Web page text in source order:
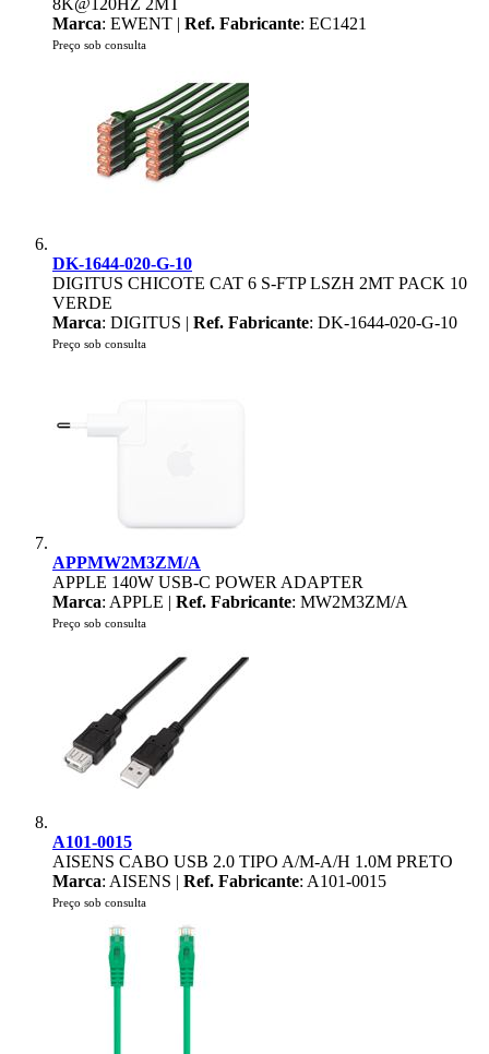
8K@120HZ 2MT
Marca: EWENT | Ref. Fabricante: EC1421
Preço sob consulta
DK-1644-020-G-10
DIGITUS CHICOTE CAT 6 S-FTP LSZH 2MT PACK 10
VERDE
Marca: DIGITUS | Ref. Fabricante: DK-1644-020-G-10
Preço sob consulta
APPMW2M3ZM/A
APPLE 140W USB-C POWER ADAPTER
Marca: APPLE | Ref. Fabricante: MW2M3ZM/A
Preço sob consulta
A101-0015
AISENS CABO USB 2.0 TIPO A/M-A/H 1.0M PRETO
Marca: AISENS | Ref. Fabricante: A101-0015
Preço sob consulta